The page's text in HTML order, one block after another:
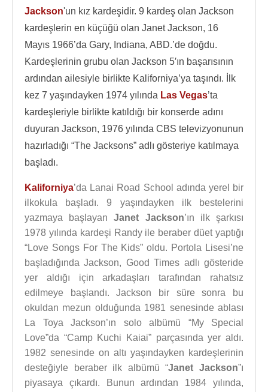
Jackson'un kız kardeşidir. 9 kardeş olan Jackson
kardeşlerin en küçüğü olan Janet Jackson, 16
Mayıs 1966’da Gary, Indiana, ABD.’de doğdu.
Kardeşlerinin grubu olan Jackson 5′ın başarısının
ardından ailesiyle birlikte Kaliforniya’ya taşındı. İlk
kez 7 yaşındayken 1974 yılında Las Vegas’ta
kardeşleriyle birlikte katıldığı bir konserde adını
duyuran Jackson, 1976 yılında CBS televizyonunun
hazırladığı “The Jacksons” adlı gösteriye katılmaya
başladı.
Kaliforniya’da Lanai Road School adında yerel bir
ilkokula başladı. 9 yaşındayken ilk bestelerini
yazmaya başlayanJanet Jackson’ın ilk şarkısı
1978 yılında kardeşi Randy ile beraber düet yaptığı
“Love Songs For The Kids” oldu. Portola Lisesi’ne
başladığında Jackson, Good Times adlı gösteride
yer aldığı için arkadaşları tarafından rahatsız
edilmeye başlandı. Jackson bir süre sonra bu
okuldan mezun olduğunda 1981 senesinde ablası
La Toya Jackson’ın solo albümü “My Special
Love”da “Camp Kuchi Kaiai” parçasında yer aldı.
1982 senesinde on altı yaşındayken kardeşlerinin
desteğiyle beraber ilk albümü “Janet Jackson”ı
piyasaya çıkardı. Bunun ardından 1984 yılında,